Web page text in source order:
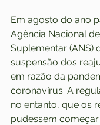
Em agosto do ano
Agência Nacional
Suplementar (ANS)
suspensão dos
em razão da
coronavírus. A
no entanto, que os
pudessem